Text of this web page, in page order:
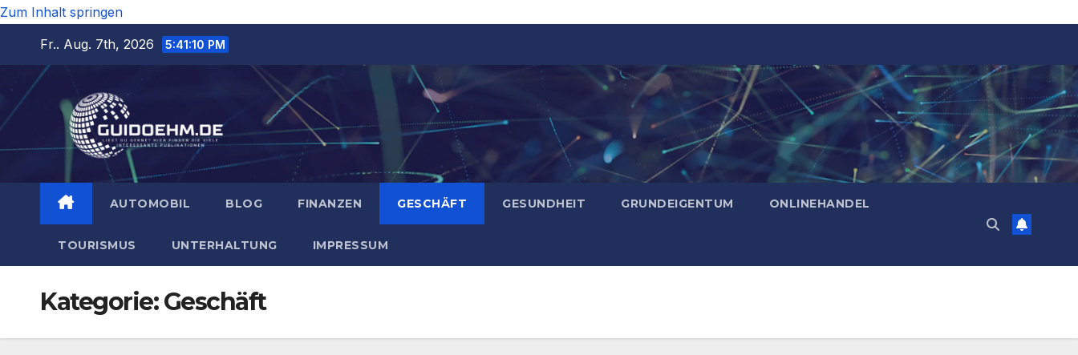
Zum Inhalt springen
Fr.. Aug. 7th, 2026
5:41:11 PM
AUTOMOBIL BLOG FINANZEN GESCHÄFT GESUNDHEIT GRUNDEIGENTUM ONLINEHANDEL
TOURISMUS UNTERHALTUNG IMPRESSUM
Kategorie:Geschäft